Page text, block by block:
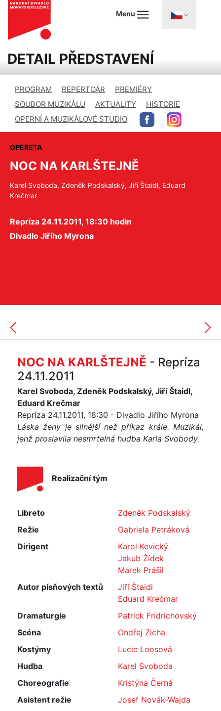
Menu
DETAIL PŘEDSTAVENÍ
PROGRAM REPERTOÁR
PREMIÉRY
SOUBOR MUZIKÁLU
AKTUALITY
HISTORIE
OPERNÍ A MUZIKÁLOVÉ STUDIO
OPERETA
NOC NA KARLŠTEJNĚ
Karel Svoboda, Zdeněk Podskalský, Jiří Štaidl, Eduard
Krečmar
Repríza 24.11.2011, 18:30 hodin
Divadlo Jiřího Myrona
NOC NA KARLŠTEJNĚ - Repríza
24.11.2011
Karel Svoboda, Zdeněk Podskalský, Jiří Štaidl,
Eduard Krečmar
Repríza 24.11.2011, 18:30 - Divadlo Jiřího Myrona
Láska ženy je silnější než příkaz krále. Muzikál,
jenž proslavila nesmrtelná hudba Karla Svobody.
Realizační tým
Libreto
Zdeněk Podskalský
Režie
Gabriela Petráková
Dirigent
Karol Kevický
Jakub Žídek
Marek Prášil
Autor písňových textů
Jiří Štaidl
Eduard Krečmar
Dramaturgie
Patrick Fridrichovský
Scéna
Ondřej Zicha
Kostýmy
Lucie Loosová
Hudba
Karel Svoboda
Choreografie
Kristýna Černá
Asistent režie
Josef Novák-Wajda